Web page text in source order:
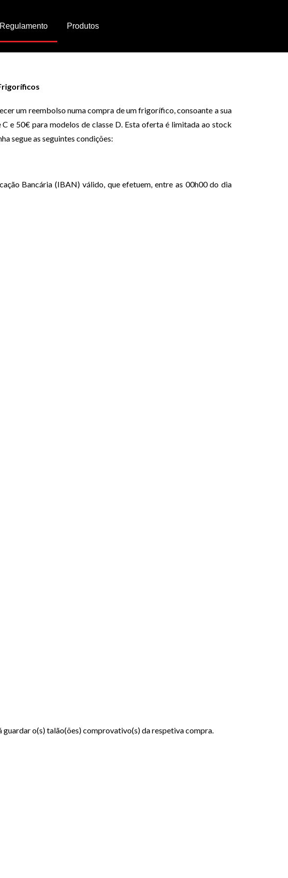
Regulamento Produtos
um reembolso numa compra de um frigorífico, consoante a sua
e 50€ para modelos de classe D. Esta oferta é limitada ao stock
segue as seguintes condições:
Bancária (IBAN) válido, que efetuem, entre as 00h00 do dia
o(s) talão(ões) comprovativo(s) da respetiva compra.